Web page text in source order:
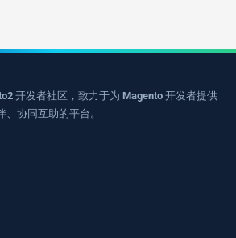
开发者社区，致力于为 Magento 开发者提供
协同互助的平台。